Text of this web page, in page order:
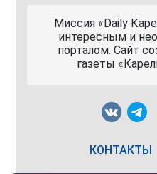
Миссия «Daily
интересным и
порталом. Сайт
газеты
КОНТАКТЫ